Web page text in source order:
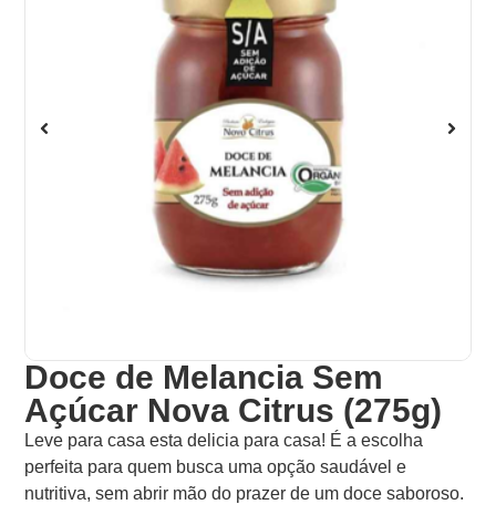
Doce de Melancia Sem
Açúcar Nova Citrus (275g)
Leve para casa esta delicia para casa! É a escolha
perfeita para quem busca uma opção saudável e
nutritiva, sem abrir mão do prazer de um doce saboroso.